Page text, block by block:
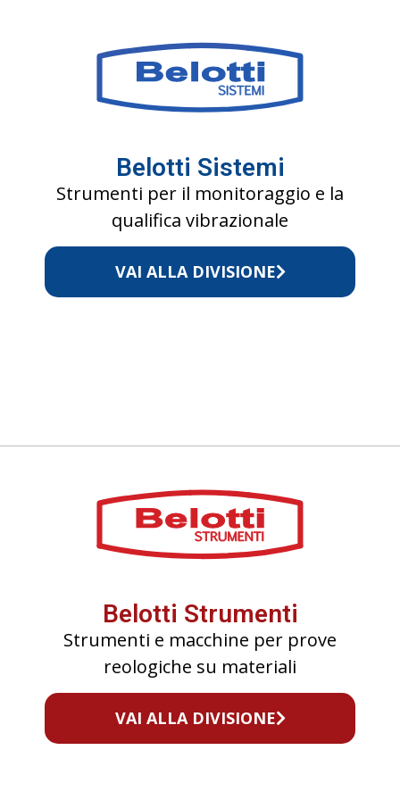
Belotti Sistemi
Strumenti per il monitoraggio e la
qualifica vibrazionale
VAI ALLA DIVISIONE
Belotti Strumenti
Strumenti e macchine per prove
reologiche su materiali
VAI ALLA DIVISIONE